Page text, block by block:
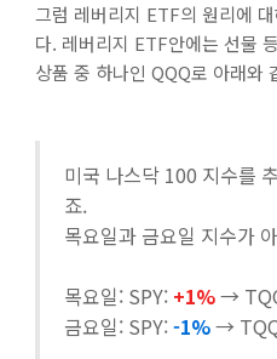
그럼 레버리지 ETF의 원리에
다. 레버리지 ETF안에는 선물
상품 중 하나인 QQQ로 아래와
미국 나스닥 100 지수를
죠.
목요일과 금요일 지수가
목요일: SPY: +1%→
금요일: SPY:-1%→